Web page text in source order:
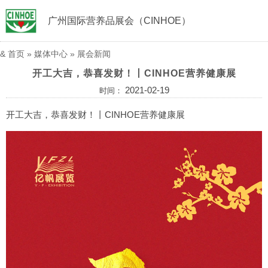
广州国际营养品展会（CINHOE）
& 首页 » 媒体中心 » 展会新闻
开工大吉，恭喜发财！丨CINHOE营养健康展
时间： 2021-02-19
开工大吉，恭喜发财！丨CINHOE营养健康展